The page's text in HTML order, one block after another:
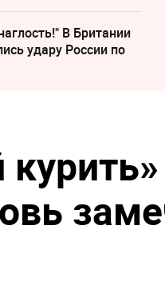
В Британии
удару России по